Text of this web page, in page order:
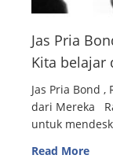
Jas Pria
Kita belajar
Jas Pria Bond
dari Mereka
untuk
Read More